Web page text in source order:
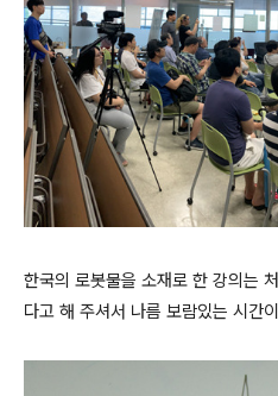
한국의 로봇물을 소재로 한 강의는
다고 해 주셔서 나름 보람있는 시간